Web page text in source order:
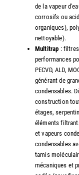
de la vapeur
corrosifs ou
organiques),
nettoyable).
Multitrap :
performances
PECVD, ALD,
générant de
condensables.
construction
étages,
éléments
et vapeurs
condensables
tamis
mécaniques et